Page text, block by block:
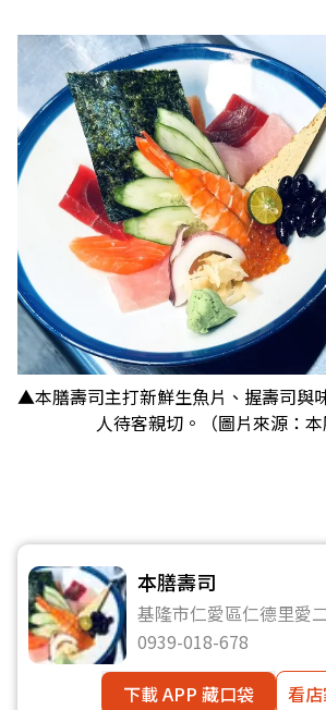
▲本膳壽司主打新鮮生魚片、握壽司與
人待客親切。（圖片來源：本
本膳壽司
基隆市仁愛區仁德里愛
0939-018-678
下載 APP 藏口袋
看